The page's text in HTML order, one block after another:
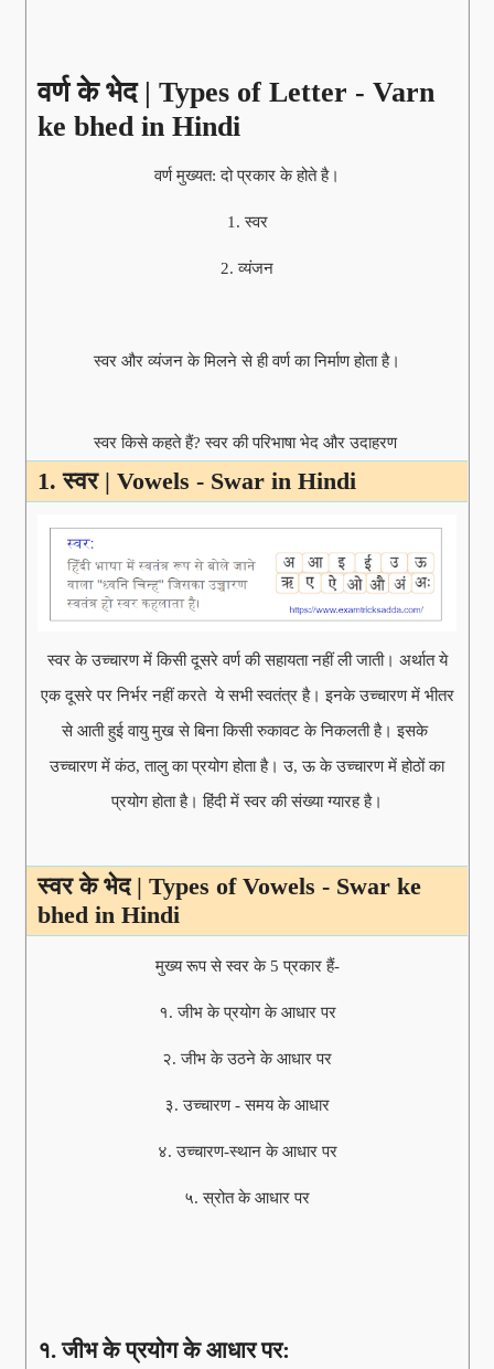
वर्ण के भेद | Types of Letter - Varn
ke bhed in Hindi
वर्ण मुख्यत: दो प्रकार के होते है।
1. स्वर
2. व्यंजन
स्वर और व्यंजन के मिलने से ही वर्ण का निर्माण होता है।
स्वर किसे कहते हैं? स्वर की परिभाषा भेद और उदाहरण
1. स्वर | Vowels - Swar in Hindi
स्वर के उच्चारण में किसी दूसरे वर्ण की सहायता नहीं ली जाती। अर्थात ये
एक दूसरे पर निर्भर नहीं करते ये सभी स्वतंत्र है। इनके उच्चारण में भीतर
से आती हुई वायु मुख से बिना किसी रुकावट के निकलती है। इसके
उच्चारण में कंठ, तालु का प्रयोग होता है। उ, ऊ के उच्चारण में होठों का
प्रयोग होता है। हिंदी में स्वर की संख्या ग्यारह है।
स्वर के भेद | Types of Vowels - Swar ke
bhed in Hindi
मुख्य रूप से स्वर के 5 प्रकार हैं-
१. जीभ के प्रयोग के आधार पर
२. जीभ के उठने के आधार पर
३. उच्चारण - समय के आधार
४. उच्चारण-स्थान के आधार पर
५. स्रोत के आधार पर
१. जीभ के प्रयोग के आधार पर: